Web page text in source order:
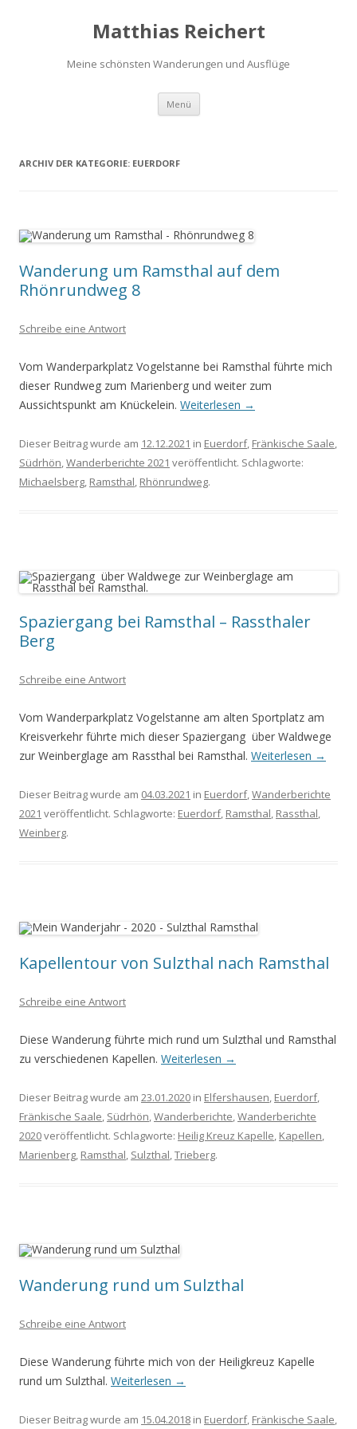
Matthias Reichert
Meine schönsten Wanderungen und Ausflüge
Menü Zum
springen
ARCHIV DER KATEGORIE: EUERDORF
Wanderung um Ramsthal auf dem
Rhönrundweg 8
Schreibe eine Antwort
Vom Wanderparkplatz Vogelstanne bei Ramsthal führte mich
dieser Rundweg zum Marienberg und weiter zum
Aussichtspunkt am Knückelein. Weiterlesen →
Dieser Beitrag wurde am 12.12.2021 in Euerdorf, Fränkische Saale,
Südrhön,Wanderberichte 2021 veröffentlicht. Schlagworte:
Michaelsberg, Ramsthal, Rhönrundweg.
Spaziergang bei Ramsthal – Rassthaler
Berg
Schreibe eine Antwort
Vom Wanderparkplatz Vogelstanne am alten Sportplatz am
Kreisverkehr führte mich dieser Spaziergang über Waldwege
zur Weinberglage am Rassthal bei Ramsthal. Weiterlesen →
Dieser Beitrag wurde am 04.03.2021 in Euerdorf,Wanderberichte
2021 veröffentlicht. Schlagworte: Euerdorf, Ramsthal, Rassthal,
Weinberg.
Kapellentour von Sulzthal nach Ramsthal
Schreibe eine Antwort
Diese Wanderung führte mich rund um Sulzthal und Ramsthal
zu verschiedenen Kapellen. Weiterlesen →
Dieser Beitrag wurde am 23.01.2020 in Elfershausen, Euerdorf,
Fränkische Saale, Südrhön,Wanderberichte,Wanderberichte
2020veröffentlicht. Schlagworte: Heilig Kreuz Kapelle, Kapellen,
Marienberg, Ramsthal, Sulzthal,Trieberg.
Wanderung rund um Sulzthal
Schreibe eine Antwort
Diese Wanderung führte mich von der Heiligkreuz Kapelle
rund um Sulzthal. Weiterlesen →
Dieser Beitrag wurde am 15.04.2018 in Euerdorf, Fränkische Saale,